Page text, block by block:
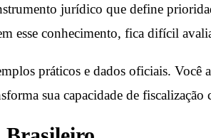
jurídico que define
esse conhecimento, fica difícil
práticos e dados oficiais.
sua capacidade de fiscalização